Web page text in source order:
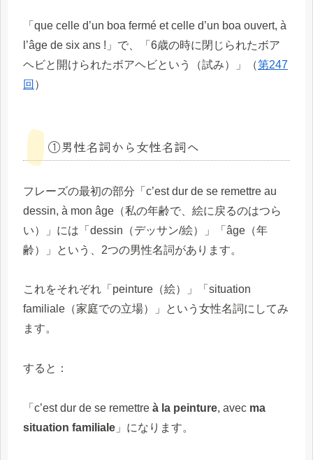
「que celle d’un boa fermé et celle d’un boa ouvert, à
l’âge de six ans !」で、「6歳の時に閉じられたボア
ヘビと開けられたボアヘビという（試み）」（第247
回 ）
①男性名詞から女性名詞へ
フレーズの最初の部分「c’est dur de se remettre au
dessin, à mon âge（私の年齢で、絵に戻るのはつら
い）」には「dessin（デッサン/絵）」「âge（年
齢）」という、2つの男性名詞があります。
これをそれぞれ「peinture（絵）」「situation
familiale（家庭での立場）」という女性名詞にしてみ
ます。
すると：
「c’est dur de se remettre à la peinture, avec ma
situation familiale 」になります。